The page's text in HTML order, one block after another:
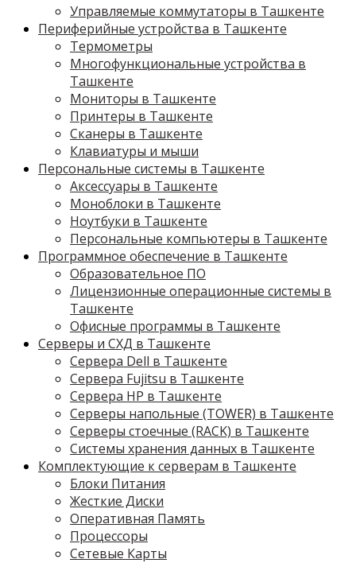
Управляемые коммутаторы в Ташкенте
Периферийные устройства в Ташкенте
Термометры
Многофункциональные устройства в
Ташкенте
Мониторы в Ташкенте
Принтеры в Ташкенте
Сканеры в Ташкенте
Клавиатуры и мыши
Персональные системы в Ташкенте
Аксессуары в Ташкенте
Моноблоки в Ташкенте
Ноутбуки в Ташкенте
Персональные компьютеры в Ташкенте
Программное обеспечение в Ташкенте
Образовательное ПО
Лицензионные операционные системы в
Ташкенте
Офисные программы в Ташкенте
Серверы и СХД в Ташкенте
Сервера Dell в Ташкенте
Сервера Fujitsu в Ташкенте
Сервера HP в Ташкенте
Серверы напольные (TOWER) в Ташкенте
Серверы стоечные (RACK) в Ташкенте
Системы хранения данных в Ташкенте
Комплектующие к серверам в Ташкенте
Блоки Питания
Жесткие Диски
Оперативная Память
Процессоры
Сетевые Карты